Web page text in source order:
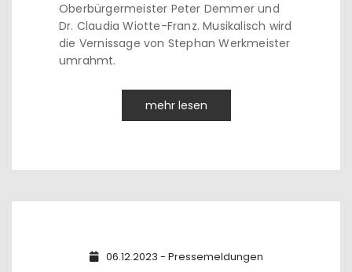
Oberbürgermeister Peter Demmer und
Dr. Claudia Wiotte-Franz. Musikalisch wird
die Vernissage von Stephan Werkmeister
umrahmt.
mehr lesen
06.12.2023 - Pressemeldungen